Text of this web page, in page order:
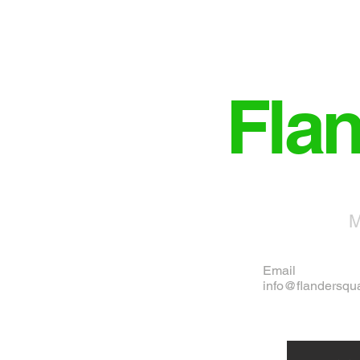
Email